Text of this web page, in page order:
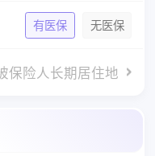
有医保 无医保
保险人长期居住地